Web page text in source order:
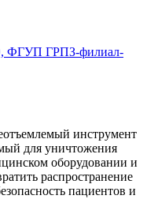
ФГУП ГРПЗ-филиал-
инструмент
для уничтожения
оборудовании и
распространение
пациентов и